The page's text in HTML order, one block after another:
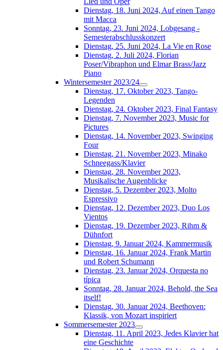
Dienstag, 18. Juni 2024, Auf einen Tango
mit Macca
Sonntag, 23. Juni 2024, Lobgesang -
Semesterabschlusskonzert
Dienstag, 25. Juni 2024, La Vie en Rose
Dienstag, 2. Juli 2024, Florian
Poser/Vibraphon und Elmar Brass/Jazz
Piano
Wintersemester 2023/24
Dienstag, 17. Oktober 2023, Tango-
Legenden
Dienstag, 24. Oktober 2023, Final Fantasy
Dienstag, 7. November 2023, Music for
Pictures
Dienstag, 14. November 2023, Swinging
Four
Dienstag, 21. November 2023, Minako
Schneegass/Klavier
Dienstag, 28. November 2023,
Musikalische Augenblicke
Dienstag, 5. Dezember 2023, Molto
Espressivo
Dienstag, 12. Dezember 2023, Duo Los
Vientos
Dienstag, 19. Dezember 2023, Rihm &
Dühnfort
Dienstag, 9. Januar 2024, Kammermusik
Dienstag, 16. Januar 2024, Frank Martin
und Robert Schumann
Dienstag, 23. Januar 2024, Orquesta no
típica
Sonntag, 28. Januar 2024, Behold, the Sea
itself!
Dienstag, 30. Januar 2024, Beethoven:
Klassik, von Mozart inspiriert
Sommersemester 2023
Dienstag, 11. April 2023, Jedes Klavier hat
eine Geschichte